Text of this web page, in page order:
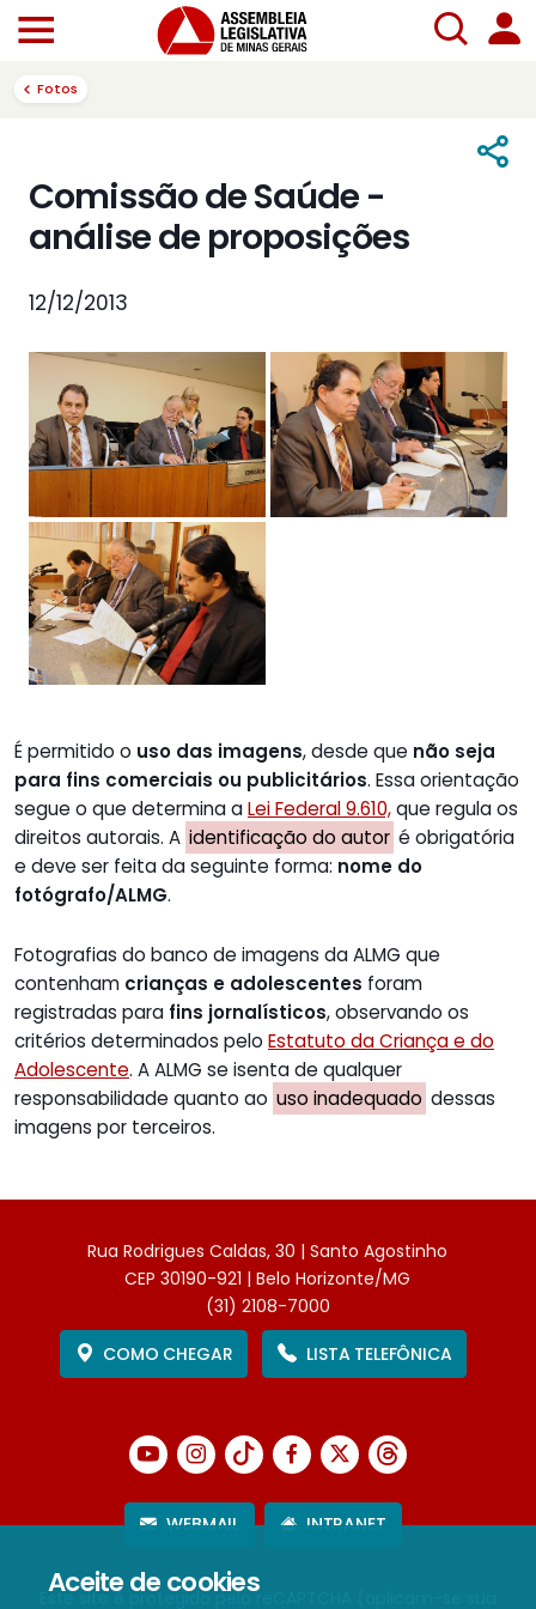
Aceite de cookies
Fotos
Comissão de Saúde -
análise de proposições
12/12/2013
É permitido o uso das imagens, desde que não seja
para fins comerciais ou publicitários. Essa orientação
segue o que determina aLei Federal 9.610,que regula os
direitos autorais. A identificação do autor é obrigatória
e deve ser feita da seguinte forma: nome do
fotógrafo/ALMG.
Fotografias do banco de imagens da ALMG que
contenham crianças e adolescentes foram
registradas para fins jornalísticos, observando os
critérios determinados pelo Estatuto da Criança e do
Adolescente. A ALMG se isenta de qualquer
responsabilidade quanto ao uso inadequado dessas
imagens por terceiros.
Rua Rodrigues Caldas, 30 | Santo Agostinho
CEP 30190-921 | Belo Horizonte/MG
(31) 2108-7000
COMO CHEGAR
LISTA TELEFÔNICA
WEBMAIL INTRANET
Este site é protegido pelo reCAPTCHA (aplicam-se sua